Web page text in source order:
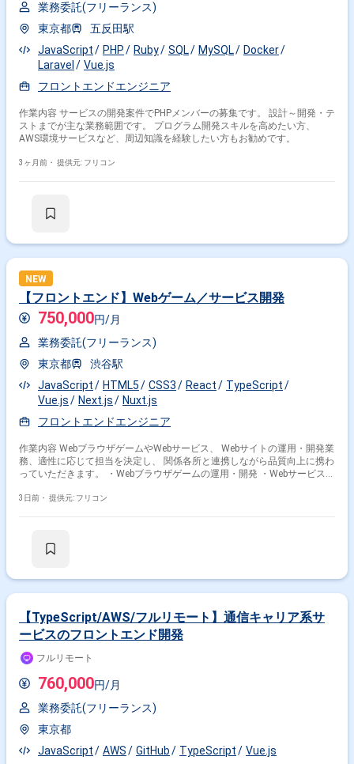
業務委託(フリーランス)
東京都
五反田駅
JavaScript
PHP Ruby SQL MySQL
Docker
Laravel
Vue.js
フロントエンドエンジニア
作業内容 サービスの開発案件でPHPメンバーの募集です。 設計～開発・テ
ストまでが主な業務範囲です。 プログラム開発スキルを高めたい方、
AWS環境サービスなど、周辺知識を経験したい方もお勧めです。
3ヶ月前・ 提供元: フリコン
NEW
【フロントエンド】Webゲーム／サービス開発
750,000円/月
業務委託(フリーランス)
東京都
渋谷駅
JavaScript
HTML5 CSS3 React
TypeScript
Vue.js
Next.js
Nuxt.js
フロントエンドエンジニア
作業内容 WebブラウザゲームやWebサービス、 Webサイトの運用・開発業
務、適性に応じて担当を決定し、 関係各所と連携しながら品質向上に携わ
っていただきます。 ・Webブラウザゲームの運用・開発 ・Webサービスの
に合わせてお仕事をお任せします。
3日前・ 提供元: フリコン
【TypeScript/AWS/フルリモート】通信キャリア系サ
ービスのフロントエンド開発
フルリモート
760,000円/月
業務委託(フリーランス)
東京都
JavaScript
AWS GitHub TypeScript
Vue.js